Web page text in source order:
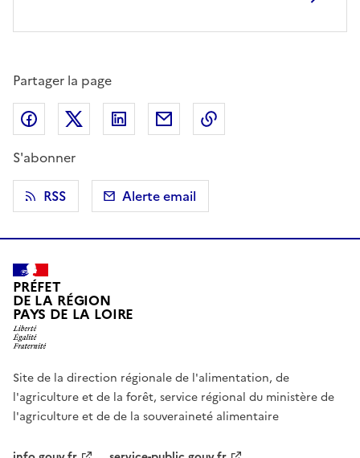
Partager la page
Partager sur Facebook
Partager sur X (anciennement Twitter)
Partager sur LinkedIn
Partager par email
S'abonner
RSS
Alerte email
PRÉFET
DE LA RÉGION
PAYS DE LA LOIRE
Site de la direction régionale de l'alimentation, de
l'agriculture et de la forêt, service régional du ministère de
l'agriculture et de de la souveraineté alimentaire